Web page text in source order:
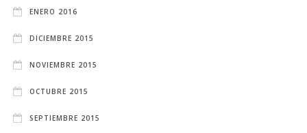
ENERO 2016
DICIEMBRE 2015
NOVIEMBRE 2015
OCTUBRE 2015
SEPTIEMBRE 2015